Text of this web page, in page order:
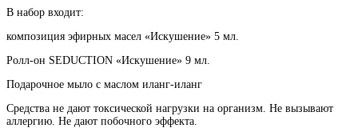
В набор входит:
композиция эфирных масел «Искушение» 5 мл.
Ролл-он SEDUCTION «Искушение» 9 мл.
Подарочное мыло с маслом иланг-иланг
Средства не дают токсической нагрузки на организм. Не вызывают
аллергию. Не дают побочного эффекта.